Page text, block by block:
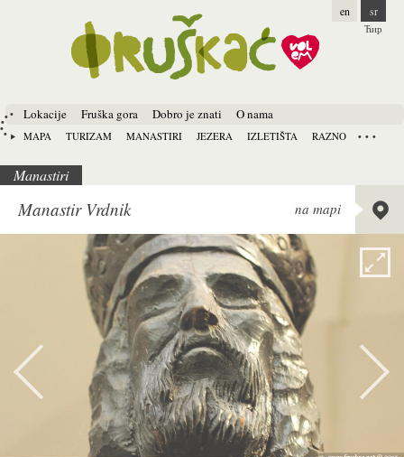
Lokacije
MAPA TURIZAM MANASTIRI JEZERA IZLETIŠTA RAZNO
Fruška gora Dobro je znati O nama
en sr
Ћир
Manastiri
Manastir Vrdnik na mapi
Long:
Alt: